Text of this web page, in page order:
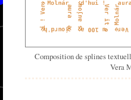
Composition de splines
Vera